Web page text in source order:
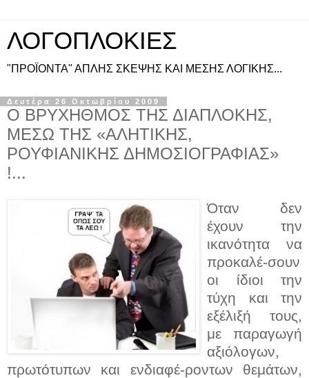
ΛΟΓΟΠΛΟΚΙΕΣ
"ΠΡΟΪΟΝΤΑ" ΑΠΛΗΣ ΣΚΕΨΗΣ ΚΑΙ ΜΕΣΗΣ ΛΟΓΙΚΗΣ...
Δευτέρα 26 Οκτωβρίου 2009
Ο ΒΡΥΧΗΘΜΟΣ ΤΗΣ ΔΙΑΠΛΟΚΗΣ,
ΜΕΣΩ ΤΗΣ «ΑΛΗΤΙΚΗΣ,
ΡΟΥΦΙΑΝΙΚΗΣ ΔΗΜΟΣΙΟΓΡΑΦΙΑΣ»
!...
Όταν δεν
έχουν την
ικανότητα να
προκαλέ-σουν
οι ίδιοι την
τύχη και την
εξέλιξή τους,
με παραγωγή
αξιόλογων,
πρωτότυπων και ενδιαφέ-ροντων θεμάτων,